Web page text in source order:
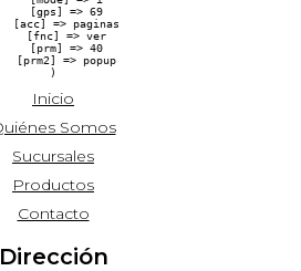
    [gps] => 69
[acc] => paginas
    [fnc] => ver
    [prm] => 40
[prm2] => popup
Inicio
Somos
Sucursales
Productos
Contacto
Dirección